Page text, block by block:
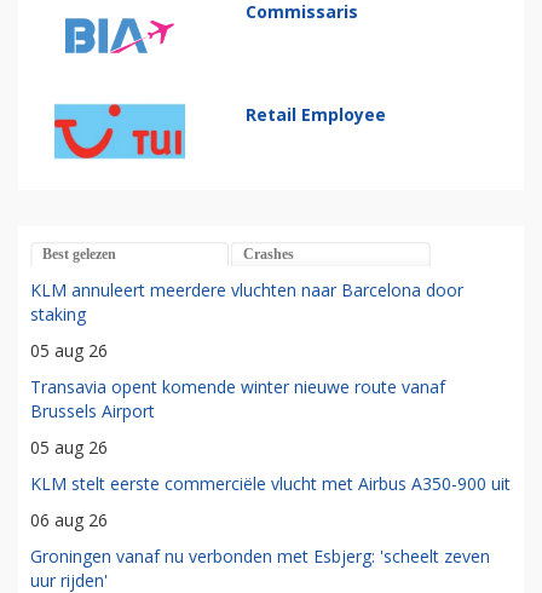
Commissaris
Retail Employee
Best gelezen Crashes
KLM annuleert meerdere vluchten naar Barcelona door
staking
05 aug 26
Transavia opent komende winter nieuwe route vanaf
Brussels Airport
05 aug 26
KLM stelt eerste commerciële vlucht met Airbus A350-900 uit
06 aug 26
Groningen vanaf nu verbonden met Esbjerg: 'scheelt zeven
uur rijden'